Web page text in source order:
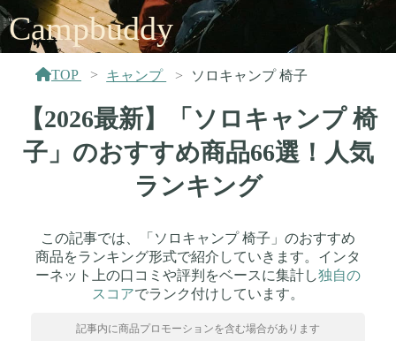
Campbuddy
TOP キャンプ ソロキャンプ 椅子
【2026最新】「ソロキャンプ 椅
子」のおすすめ商品66選！人気
ランキング
この記事では、「ソロキャンプ 椅子」のおすすめ
商品をランキング形式で紹介していきます。インタ
ーネット上の口コミや評判をベースに集計し独自の
スコアでランク付けしています。
記事内に商品プロモーションを含む場合があります